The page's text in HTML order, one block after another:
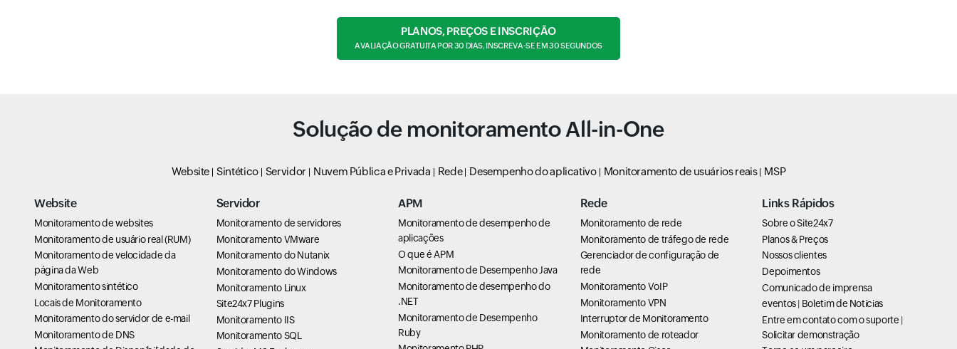
PLANOS, PREÇOS E INSCRIÇÃO
AVALIAÇÃO GRATUITA POR 30 DIAS, INSCREVA-SE EM 30 SEGUNDOS
Solução de monitoramento All-in-One
Website Sintético Servidor Nuvem Pública e Privada Rede Desempenho do aplicativo Monitoramento de usuários reais MSP
Website
Monitoramento de websites
Monitoramento de usuário real (RUM)
Monitoramento de velocidade da
página da Web
Monitoramento sintético
Locais de Monitoramento
Monitoramento do servidor de e-mail
Monitoramento de DNS
Servidor
Monitoramento de servidores
Monitoramento VMware
Monitoramento do Nutanix
Monitoramento do Windows
Monitoramento Linux
Site24x7 Plugins
Monitoramento IIS
Monitoramento SQL
APM
Monitoramento de desempenho de
aplicações
O que é APM
Monitoramento de Desempenho Java
Monitoramento de desempenho do
.NET
Monitoramento de Desempenho
Ruby
Rede
Monitoramento de rede
Monitoramento de tráfego de rede
Gerenciador de configuração de
rede
Monitoramento VoIP
Monitoramento VPN
Interruptor de Monitoramento
Monitoramento de roteador
Links Rápidos
Sobre o Site24x7
Planos & Preços
Nossos clientes
Depoimentos
Comunicado de imprensa
eventos| Boletim de Notícias
Entre em contato com o suporte |
Solicitar demonstração